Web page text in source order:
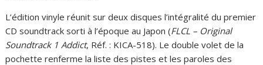
L’édition vinyle réunit sur deux disques l’intégralité du premier
CD soundtrack sorti à l’époque au Japon (FLCL – Original
Soundtrack 1 Addict, Réf. : KICA-518). Le double volet de la
pochette renferme la liste des pistes et les paroles des